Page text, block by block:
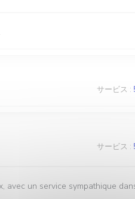
サービス :
サービス :
avec un service sympathique